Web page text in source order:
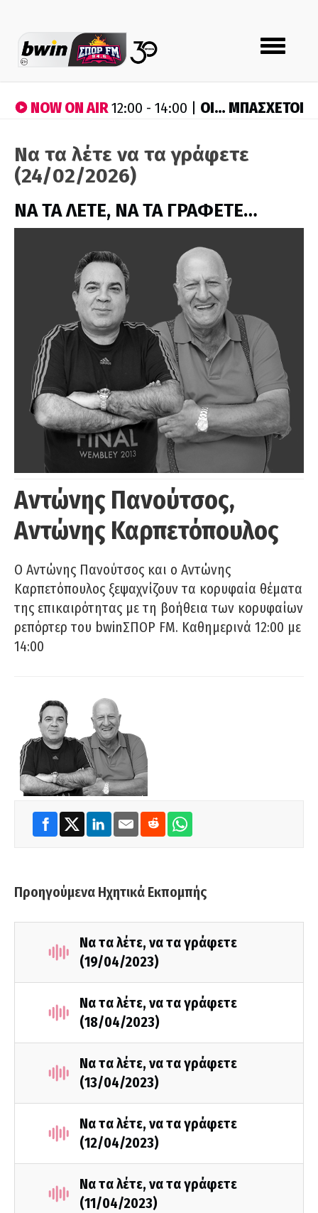
Toggle
navigation
NOW ON AIR12:00 - 14:00 | ΟΙ… ΜΠΑΣΧΕΤΟΙ
Να τα λέτε να τα γράφετε
(24/02/2026)
ΝΑ ΤΑ ΛΕΤΕ, ΝΑ ΤΑ ΓΡΑΦΕΤΕ…
Αντώνης Πανούτσος,
Αντώνης Καρπετόπουλος
Ο Αντώνης Πανούτσος και ο Αντώνης
Καρπετόπουλος ξεψαχνίζουν τα κορυφαία θέματα
της επικαιρότητας με τη βοήθεια των κορυφαίων
ρεπόρτερ του bwinΣΠΟΡ FM. Καθημερινά 12:00 με
14:00
Προηγούμενα Ηχητικά Εκπομπής
Να τα λέτε, να τα γράφετε
(19/04/2023)
Να τα λέτε, να τα γράφετε
(18/04/2023)
Να τα λέτε, να τα γράφετε
(13/04/2023)
Να τα λέτε, να τα γράφετε
(12/04/2023)
Να τα λέτε, να τα γράφετε
(11/04/2023)